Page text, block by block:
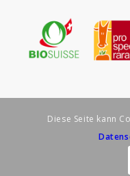
Diese Seite kann